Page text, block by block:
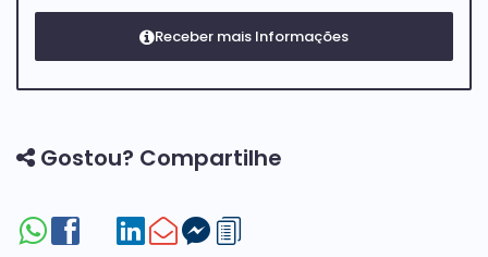
Gostou? Compartilhe